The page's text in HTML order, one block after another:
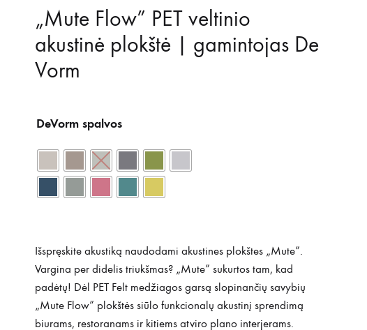
„Mute Flow” PET veltinio
akustinė plokštė | gamintojas De
Vorm
DeVorm spalvos
Išspręskite akustiką naudodami akustines plokštes „Mute”.
Vargina per didelis triukšmas? „Mute” sukurtos tam, kad
padėtų! Dėl PET Felt medžiagos garsą slopinančių savybių
„Mute Flow” plokštės siūlo funkcionalų akustinį sprendimą
biurams, restoranams ir kitiems atviro plano interjerams.